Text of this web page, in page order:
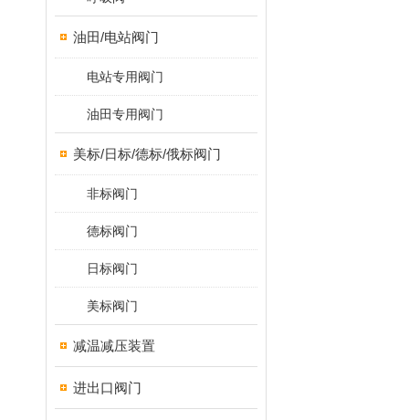
油田/电站阀门
电站专用阀门
油田专用阀门
美标/日标/德标/俄标阀门
非标阀门
德标阀门
日标阀门
美标阀门
减温减压装置
进出口阀门